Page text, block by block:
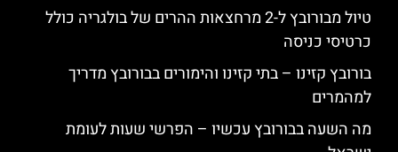
טיול מבורובץ ל-2 מרחצאות ההרים של בולגריה כולל
כרטיסי כניסה
בורובץ קזינו – בתי קזינו והימורים בבורובץ מדריך
למהמרים
מה השעה בבורובץ עכשיו – הפרשי שעות לעומת